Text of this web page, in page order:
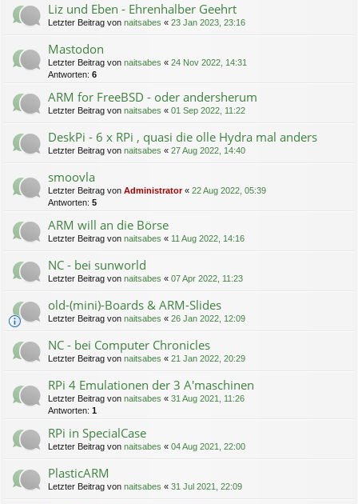
Liz und Eben - Ehrenhalber Geehrt
Letzter Beitrag von naitsabes « 23 Jan 2023, 23:16
Mastodon
Letzter Beitrag von naitsabes « 24 Nov 2022, 14:31
Antworten: 6
ARM for FreeBSD - oder andersherum
Letzter Beitrag von naitsabes « 01 Sep 2022, 11:22
DeskPi - 6 x RPi , quasi die olle Hydra mal anders
Letzter Beitrag von naitsabes « 27 Aug 2022, 14:40
smoovla
Letzter Beitrag von Administrator« 22 Aug 2022, 05:39
Antworten: 5
ARM will an die Börse
Letzter Beitrag von naitsabes « 11 Aug 2022, 14:16
NC - bei sunworld
Letzter Beitrag von naitsabes « 07 Apr 2022, 11:23
old-(mini)-Boards & ARM-Slides
Letzter Beitrag von naitsabes « 26 Jan 2022, 12:09
NC - bei Computer Chronicles
Letzter Beitrag von naitsabes « 21 Jan 2022, 20:29
RPi 4 Emulationen der 3 A'maschinen
Letzter Beitrag von naitsabes « 31 Aug 2021, 11:26
Antworten: 1
RPi in SpecialCase
Letzter Beitrag von naitsabes « 04 Aug 2021, 22:00
PlasticARM
Letzter Beitrag von naitsabes « 31 Jul 2021, 22:09